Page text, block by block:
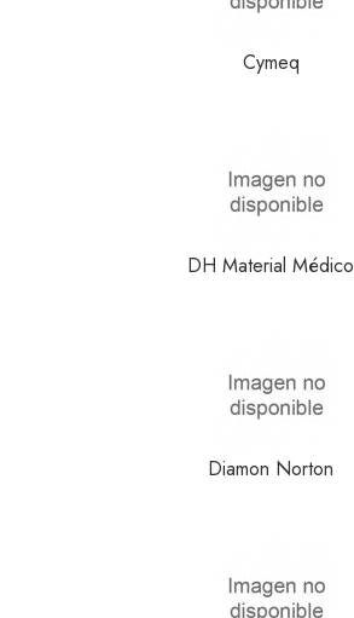
Cymeq
DH Material Médico
Diamon Norton